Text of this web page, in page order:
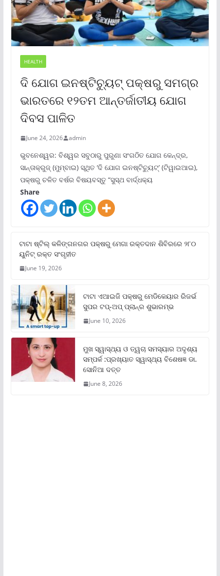
HEALTH
ଦି ଯୋଗ ଇନଷ୍ଟିଚ୍ୟୁଟ୍ ପକ୍ଷରୁ ସମଗ୍ର
ଭାରତରେ ୧୨ତମ ଆନ୍ତର୍ଜାତୀୟ ଯୋଗ
ଦିବସ ପାଳିତ
June 24, 2026 admin
ଭୁବନେଶ୍ୱର: ବିଶ୍ୱର ସବୁଠାରୁ ପୁରୁଣା ସଂଗଠିତ ଯୋଗ କେନ୍ଦ୍ର,
ସାନ୍ତାକ୍ରୁଜ୍ (ମୁମ୍ବାଇ) ସ୍ଥିତ ‘ଦି ଯୋଗ ଇନଷ୍ଟିଚ୍ୟୁଟ୍‌’ (ଟିୱାଇଆଇ),
ପକ୍ଷରୁ ଚଳିତ ବର୍ଷର ବିଷୟବସ୍ତୁ “ସୁସ୍ଥ ବାର୍ଦ୍ଧକ୍ୟ
Share
ଟାଟା ଷ୍ଟିଲ୍‌ କଳିଙ୍ଗନଗର ପକ୍ଷରୁ ମେଗା ରକ୍ତଦାନ ଶିବିରରେ ୨୮୦
ୟୁନିଟ୍‌ ରକ୍ତ ସଂଗୃହୀତ
June 19, 2026
ଟାଟା ଏଆଇଜି ପକ୍ଷରୁ ମେଡିକେୟାର ରିଜର୍ଭ
ସୁପର ଟପ୍‌-ଅପ୍ ପ୍ଲାନ୍‌ର ଶୁଭାରମ୍ଭ
June 10, 2026
ମୁଖ ସ୍ୱାସ୍ଥ୍ୟ ଓ ତ୍ୱଚା ସମସ୍ୟାର ଅଦୃଶ୍ୟ
ସମ୍ପର୍କ :ପ୍ରଖ୍ୟାତ ସ୍ୱାସ୍ଥ୍ୟ ବିଶେଷଜ୍ଞ ଡା.
ସୋନିଆ ଦତ୍ତ
June 8, 2026